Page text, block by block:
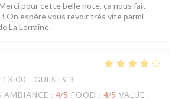
pour cette belle note, ça nous fait
On espère vous revoir très vite parmi
La Lorraine.
13:00 - GUESTS 3
AMBIANCE : 4/5 FOOD : 4/5 VALUE :